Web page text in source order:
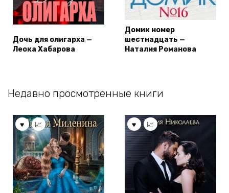
Дочь для олигарха —
Леока Хабарова
Домик номер
шестнадцать —
Наталия Романова
Недавно просмотренные книги